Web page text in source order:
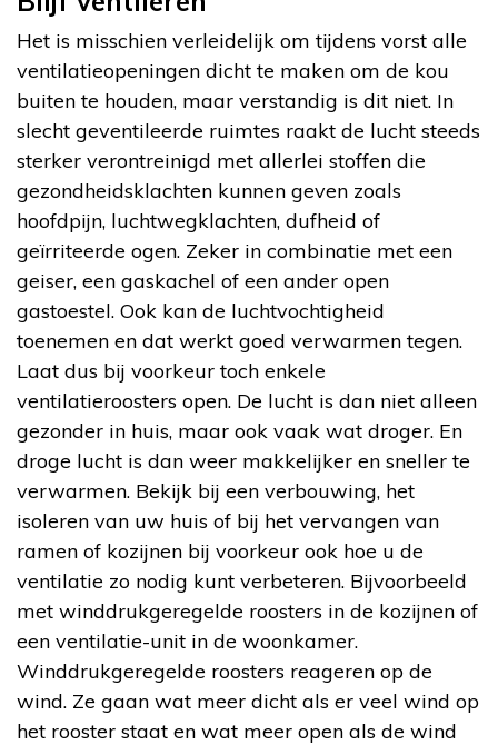
Het is misschien verleidelijk om tijdens vorst alle
ventilatieopeningen dicht te maken om de kou
buiten te houden, maar verstandig is dit niet. In
slecht geventileerde ruimtes raakt de lucht steeds
sterker verontreinigd met allerlei stoffen die
gezondheidsklachten kunnen geven zoals
hoofdpijn, luchtwegklachten, dufheid of
geïrriteerde ogen. Zeker in combinatie met een
geiser, een gaskachel of een ander open
gastoestel. Ook kan de luchtvochtigheid
toenemen en dat werkt goed verwarmen tegen.
Laat dus bij voorkeur toch enkele
ventilatieroosters open. De lucht is dan niet alleen
gezonder in huis, maar ook vaak wat droger. En
droge lucht is dan weer makkelijker en sneller te
verwarmen. Bekijk bij een verbouwing, het
isoleren van uw huis of bij het vervangen van
ramen of kozijnen bij voorkeur ook hoe u de
ventilatie zo nodig kunt verbeteren. Bijvoorbeeld
met winddrukgeregelde roosters in de kozijnen of
een ventilatie-unit in de woonkamer.
Winddrukgeregelde roosters reageren op de
wind. Ze gaan wat meer dicht als er veel wind op
het rooster staat en wat meer open als de wind